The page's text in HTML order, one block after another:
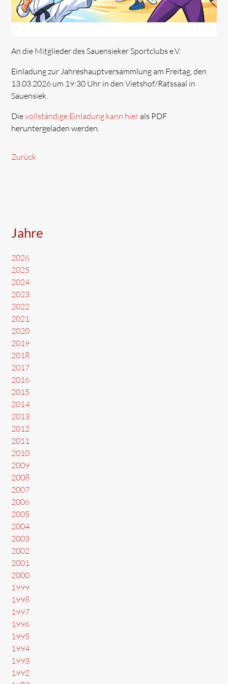
An die Mitglieder des Sauensieker Sportclubs e.V.
Einladung zur Jahreshauptversammlung am Freitag, den
13.03.2026 um 19:30 Uhr in den Vietshof/Ratssaal in
Sauensiek.
Dievollständige Einladung kann hierals PDF
heruntergeladen werden.
Zurück
Jahre
2026
2025
2024
2023
2022
2021
2020
2019
2018
2017
2016
2015
2014
2013
2012
2011
2010
2009
2008
2007
2006
2005
2004
2003
2002
2001
2000
1999
1998
1997
1996
1995
1994
1993
1992